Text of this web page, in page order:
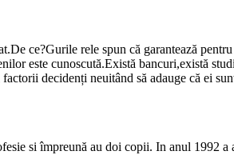
ce?Gurile rele spun că garantează
este cunoscută.Există bancuri,există
decidenți neuitând să adauge că ei
si împreună au doi copii. In anul 1992